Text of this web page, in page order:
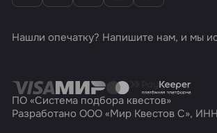
Нашли опечатку? Напишите нам, и мы
ПО «Система подбора квестов»
Разработано ООО «Мир Квестов С», ИНН